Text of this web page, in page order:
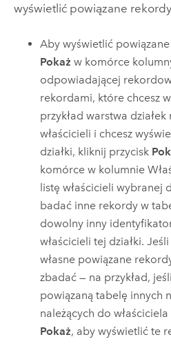
wyświetlić powiązane
Aby wyświetlić
Pokaż w komórce
odpowiadającej
rekordami, które chcesz
przykład warstwa
właścicieli i chcesz
działki, kliknij przycisk
komórce w kolumnie
listę właścicieli wybranej
badać inne rekordy w
dowolny inny
właścicieli tej działki.
własne powiązane
zbadać — na przykład,
powiązaną tabelę innych
należących do
Pokaż, aby wyświetlić te